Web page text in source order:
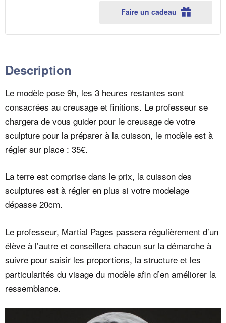
portrait
Martial
t
portrait
Martial
Faire un cadeau
Description
Le modèle pose 9h, les 3 heures restantes sont
consacrées au creusage et finitions. Le professeur se
chargera de vous guider pour le creusage de votre
sculpture pour la préparer à la cuisson, le modèle est à
régler sur place : 35€.
La terre est comprise dans le prix, la cuisson des
sculptures est à régler en plus si votre modelage
dépasse 20cm.
Le professeur, Martial Pages passera régulièrement d’un
élève à l’autre et conseillera chacun sur la démarche à
suivre pour saisir les proportions, la structure et les
particularités du visage du modèle afin d’en améliorer la
ressemblance.